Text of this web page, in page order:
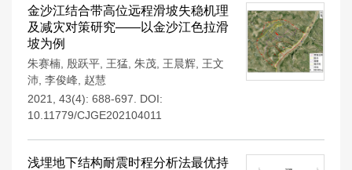
金沙江结合带高位远程滑坡失稳机理
及减灾对策研究——以金沙江色拉滑
坡为例
朱赛楠 殷跃平 王猛 朱茂 王晨辉 王文
沛 李俊峰 赵慧
2021, 43(4): 688-697.
DOI:
10.11779/CJGE202104011
浅埋地下结构耐震时程分析法最优持